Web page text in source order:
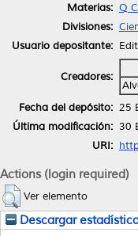
Materias: Q
Divisiones:
Usuario depositante:
Creadores:
Fecha del depósito: 25
Última modificación: 30
URI:
Actions (login required)
Ver elemento
Descargar